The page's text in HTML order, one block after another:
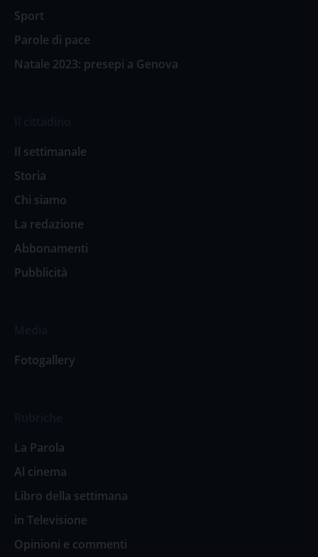
Sport
Parole di pace
Natale 2023: presepi a Genova
Il settimanale
Storia
Chi siamo
La redazione
Abbonamenti
Pubblicità
Fotogallery
La Parola
Al cinema
Libro della settimana
in Televisione
Opinioni e commenti